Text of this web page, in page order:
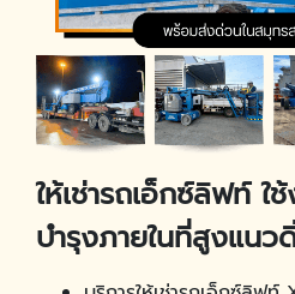
ให้เช่ารถเอ็กซ์ลิฟท์ ใ
บำรุงภายในที่สูงแนว